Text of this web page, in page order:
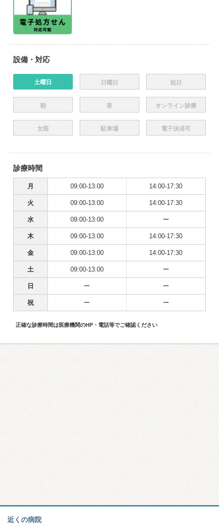
設備・対応
土曜日 日曜日 祝日
朝 夜 オンライン診療
女医 駐車場 電子決済可
診療時間
月 09:00-13:00 14:00-17:30
火 09:00-13:00 14:00-17:30
水 09:00-13:00 ー
木 09:00-13:00 14:00-17:30
金 09:00-13:00 14:00-17:30
土 09:00-13:00 ー
日 ー ー
祝 ー ー
正確な診療時間は医療機関のHP・電話等でご確認ください
近くの病院